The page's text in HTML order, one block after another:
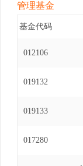
管理基金
基金代码
012106
019132
019133
017280